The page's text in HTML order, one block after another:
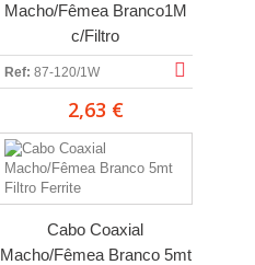
Macho/Fêmea Branco1M
c/Filtro
Ref: 87-120/1W
2,63 €
Cabo Coaxial
Macho/Fêmea Branco 5mt